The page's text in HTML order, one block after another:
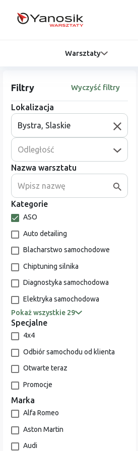
Warsztaty
Filtry Wyczyść filtry
Lokalizacja
Odległość
Nazwa warsztatu
Kategorie
ASO
Auto detailing
Blacharstwo samochodowe
Chiptuning silnika
Diagnostyka samochodowa
Elektryka samochodowa
Pokaż wszystkie 29
Specjalne
4x4
Odbiór samochodu od klienta
Otwarte teraz
Promocje
Marka
Alfa Romeo
Aston Martin
Audi